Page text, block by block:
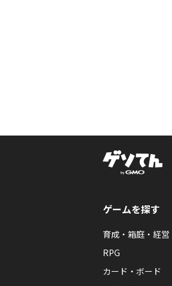
ゲームを探す
育成・箱庭・経営
RPG
カード・ボード